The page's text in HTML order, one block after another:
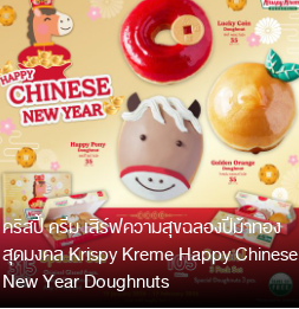
คริสปี้ ครีม เสิร์ฟความสุขฉลองปีม้าทอง
สุดมงคล Krispy Kreme Happy Chinese
New Year Doughnuts